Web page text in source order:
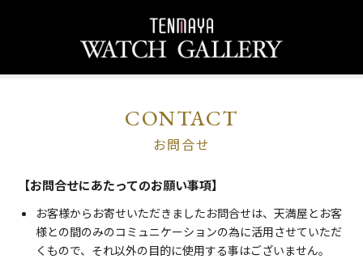
CONTACT
お問合せ
【お問合せにあたってのお願い事項】
お客様からお寄せいただきましたお問合せは、天満屋とお客
様との間のみのコミュニケーションの為に活用させていただ
くもので、それ以外の目的に使用する事はございません。